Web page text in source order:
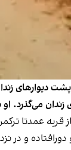
دیوارهای
می‌گذرد.
قریه عمدتا
و در